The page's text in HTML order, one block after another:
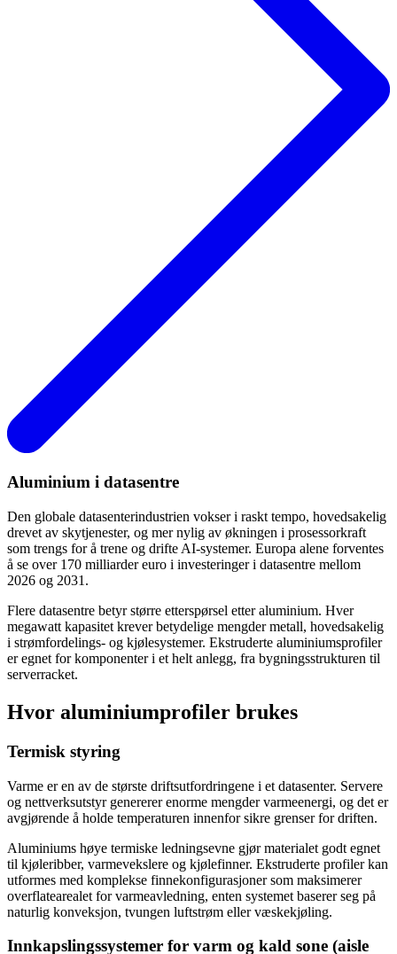
Aluminium i datasentre
Den globale datasenterindustrien vokser i raskt tempo, hovedsakelig
drevet av skytjenester, og mer nylig av økningen i prosessorkraft
som trengs for å trene og drifte AI-systemer. Europa alene forventes
å se over 170 milliarder euro i investeringer i datasentre mellom
2026 og 2031.
Flere datasentre betyr større etterspørsel etter aluminium. Hver
megawatt kapasitet krever betydelige mengder metall, hovedsakelig
i strømfordelings- og kjølesystemer. Ekstruderte aluminiumsprofiler
er egnet for komponenter i et helt anlegg, fra bygningsstrukturen til
serverracket.
Hvor aluminiumprofiler brukes
Termisk styring
Varme er en av de største driftsutfordringene i et datasenter. Servere
og nettverksutstyr genererer enorme mengder varmeenergi, og det er
avgjørende å holde temperaturen innenfor sikre grenser for driften.
Aluminiums høye termiske ledningsevne gjør materialet godt egnet
til kjøleribber, varmevekslere og kjølefinner. Ekstruderte profiler kan
utformes med komplekse finnekonfigurasjoner som maksimerer
overflatearealet for varmeavledning, enten systemet baserer seg på
naturlig konveksjon, tvungen luftstrøm eller væskekjøling.
Innkapslingssystemer for varm og kald sone (aisle